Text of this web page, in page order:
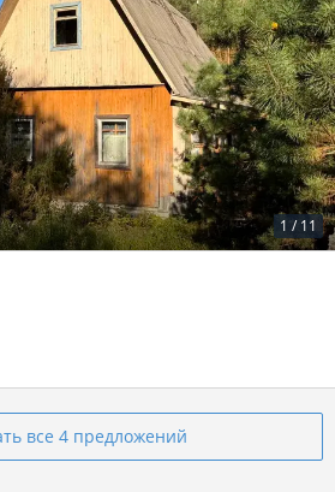
1 / 11
все 4 предложений